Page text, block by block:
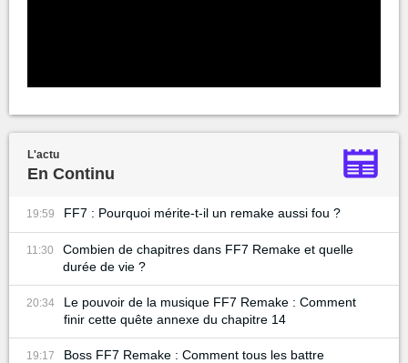
L'actu
En Continu
19:59 FF7 : Pourquoi mérite-t-il un remake aussi fou ?
11:30
Combien de chapitres dans FF7 Remake et quelle
durée de vie ?
20:34
Le pouvoir de la musique FF7 Remake : Comment
finir cette quête annexe du chapitre 14
19:17 Boss FF7 Remake : Comment tous les battre